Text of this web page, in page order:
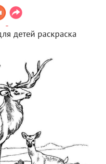
детей раскраска